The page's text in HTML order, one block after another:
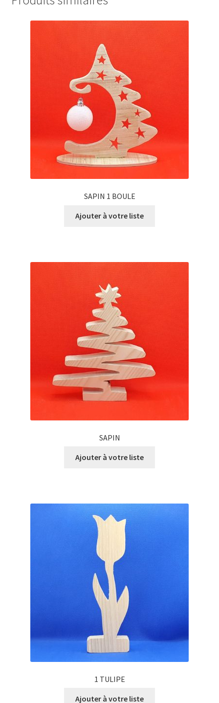
SAPIN 1 BOULE
Ajouter à votre liste
SAPIN
Ajouter à votre liste
1 TULIPE
Ajouter à votre liste